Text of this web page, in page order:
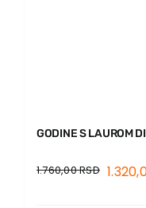
GODINE S LAUROM
1.760,00RSD